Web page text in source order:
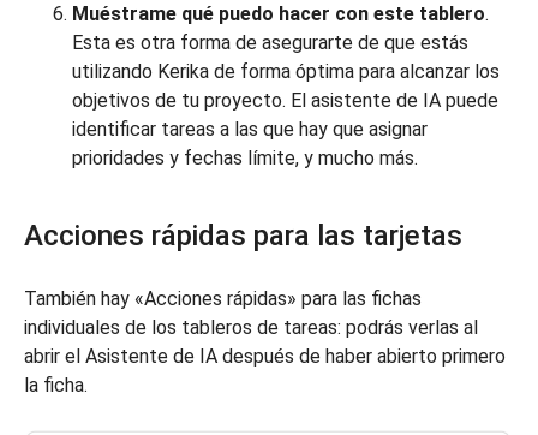
Muéstrame qué puedo hacer con este tablero.
Esta es otra forma de asegurarte de que estás
utilizando Kerika de forma óptima para alcanzar los
objetivos de tu proyecto. El asistente de IA puede
identificar tareas a las que hay que asignar
prioridades y fechas límite, y mucho más.
Acciones rápidas para las tarjetas
También hay «Acciones rápidas» para las fichas
individuales de los tableros de tareas: podrás verlas al
abrir el Asistente de IA después de haber abierto primero
la ficha.